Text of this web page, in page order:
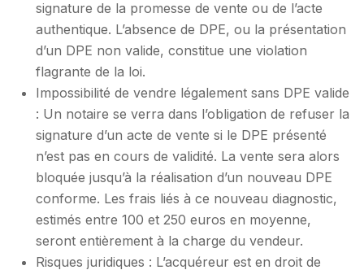
signature de la promesse de vente ou de l’acte
authentique. L’absence de DPE, ou la présentation
d’un DPE non valide, constitue une violation
flagrante de la loi.
Impossibilité de vendre légalement sans DPE valide
: Un notaire se verra dans l’obligation de refuser la
signature d’un acte de vente si le DPE présenté
n’est pas en cours de validité. La vente sera alors
bloquée jusqu’à la réalisation d’un nouveau DPE
conforme. Les frais liés à ce nouveau diagnostic,
estimés entre 100 et 250 euros en moyenne,
seront entièrement à la charge du vendeur.
Risques juridiques : L’acquéreur est en droit de